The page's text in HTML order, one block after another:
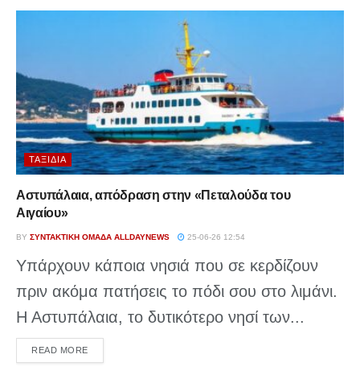
ΤΑΞΊΔΙΑ
Αστυπάλαια, απόδραση στην «Πεταλούδα του
Αιγαίου»
BY ΣΥΝΤΑΚΤΙΚΉ ΟΜΆΔΑ ALLDAYNEWS 25-06-26 12:54
Υπάρχουν κάποια νησιά που σε κερδίζουν
πριν ακόμα πατήσεις το πόδι σου στο λιμάνι.
Η Αστυπάλαια, το δυτικότερο νησί των...
READ MOREDETAILS